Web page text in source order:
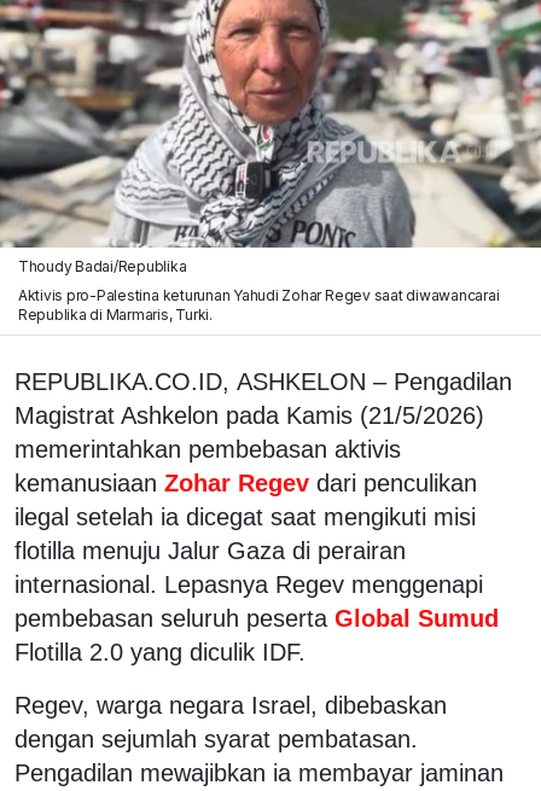
Thoudy Badai/Republika
Aktivis pro-Palestina keturunan Yahudi Zohar Regev saat diwawancarai
Republika di Marmaris, Turki.
REPUBLIKA.CO.ID, ASHKELON – Pengadilan
Magistrat Ashkelon pada Kamis (21/5/2026)
memerintahkan pembebasan aktivis
kemanusiaan Zohar Regev dari penculikan
ilegal setelah ia dicegat saat mengikuti misi
flotilla menuju Jalur Gaza di perairan
internasional. Lepasnya Regev menggenapi
pembebasan seluruh peserta Global Sumud
Flotilla 2.0 yang diculik IDF.
Regev, warga negara Israel, dibebaskan
dengan sejumlah syarat pembatasan.
Pengadilan mewajibkan ia membayar jaminan